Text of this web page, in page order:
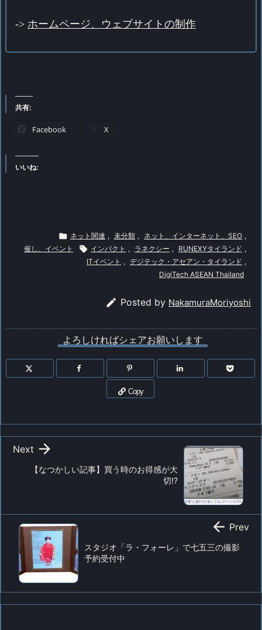
-> ホームページ、ウェブサイトの制作
共有:
Facebook X
いいね:
 ネット関連 , 未分類 , ネット、インターネット、SEO ,
催し、イベント
 インパクト , ラネクシー , RUNEXYタイランド ,
ITイベント , デジテック・アセアン・タイランド ,
DigiTech ASEAN Thailand
 Posted by NakamuraMoriyoshi
よろしければシェアお願いします
Copy
【なつかしい記事】買う時のお得感が大
切!?

Next
スタジオ「ラ・フォーレ」で七五三の撮影
予約受付中
 Prev